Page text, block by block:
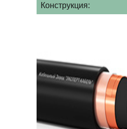
Конструкция: